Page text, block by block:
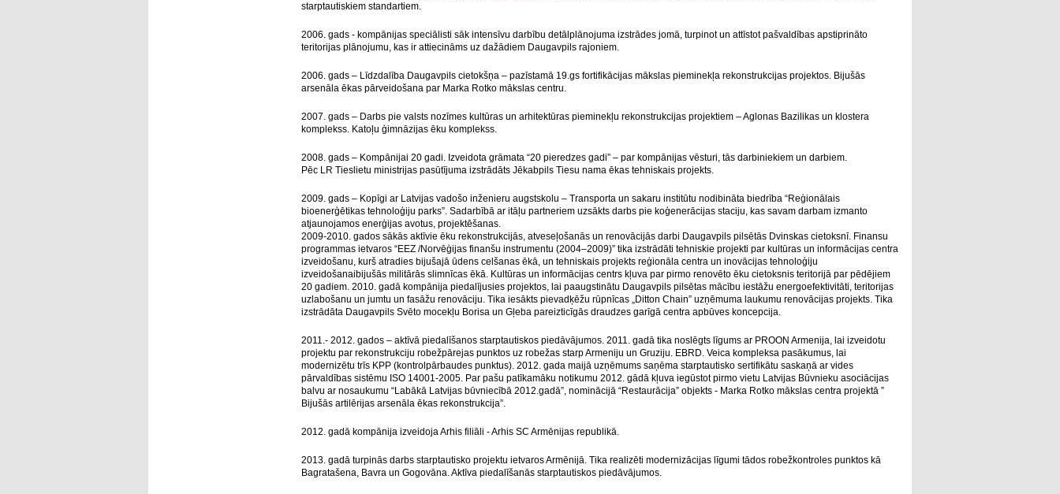
starptautiskiem standartiem.
2006. gads - kompānijas speciālisti sāk intensīvu darbību detālplānojuma izstrādes jomā, turpinot un attīstot pašvaldības apstiprināto
teritorijas plānojumu, kas ir attiecināms uz dažādiem Daugavpils rajoniem.
2006. gads – Līdzdalība Daugavpils cietokšņa – pazīstamā 19.gs fortifikācijas mākslas pieminekļa rekonstrukcijas projektos. Bijušās
arsenāla ēkas pārveidošana par Marka Rotko mākslas centru.
2007. gads – Darbs pie valsts nozīmes kultūras un arhitektūras pieminekļu rekonstrukcijas projektiem – Aglonas Bazilikas un klostera
komplekss. Katoļu ģimnāzijas ēku komplekss.
2008. gads – Kompānijai 20 gadi. Izveidota grāmata “20 pieredzes gadi” – par kompānijas vēsturi, tās darbiniekiem un darbiem.
Pēc LR Tieslietu ministrijas pasūtījuma izstrādāts Jēkabpils Tiesu nama ēkas tehniskais projekts.
2009. gads – Kopīgi ar Latvijas vadošo inženieru augstskolu – Transporta un sakaru institūtu nodibināta biedrība “Reģionālais
bioenerģētikas tehnoloģiju parks”. Sadarbībā ar itāļu partneriem uzsākts darbs pie koģenerācijas staciju, kas savam darbam izmanto
atjaunojamos enerģijas avotus, projektēšanas.
2009-2010. gados sākās aktīvie ēku rekonstrukcijās, atveseļošanās un renovācijās darbi Daugavpils pilsētās Dvinskas cietoksnī. Finansu
programmas ietvaros “EEZ /Norvēģijas finanšu instrumentu (2004–2009)” tika izstrādāti tehniskie projekti par kultūras un informācijas centra
izveidošanu, kurš atradies bijušajā ūdens celšanas ēkā, un tehniskais projekts reģionāla centra un inovācijas tehnoloģiju
izveidošanaibijušās militārās slimnīcas ēkā. Kultūras un informācijas centrs kļuva par pirmo renovēto ēku cietoksnis teritorijā par pēdējiem
20 gadiem. 2010. gadā kompānija piedalījusies projektos, lai paaugstinātu Daugavpils pilsētas mācību iestāžu energoefektivitāti, teritorijas
uzlabošanu un jumtu un fasāžu renovāciju. Tika iesākts pievadķēžu rūpnīcas „Ditton Chain” uzņēmuma laukumu renovācijas projekts. Tika
izstrādāta Daugavpils Svēto mocekļu Borisa un Gļeba pareizticīgās draudzes garīgā centra apbūves koncepcija.
2011.- 2012. gados – aktīvā piedalīšanos starptautiskos piedāvājumos. 2011. gadā tika noslēgts līgums ar PROON Armenija, lai izveidotu
projektu par rekonstrukciju robežpārejas punktos uz robežas starp Armeniju un Gruziju. EBRD. Veica kompleksa pasākumus, lai
modernizētu trīs KPP (kontrolpārbaudes punktus). 2012. gada maijā uzņēmums saņēma starptautisko sertifikātu saskaņā ar vides
pārvaldības sistēmu ISO 14001-2005. Par pašu patīkamāku notikumu 2012. gādā kļuva iegūstot pirmo vietu Latvijas Būvnieku asociācijas
balvu ar nosaukumu “Labākā Latvijas būvniecībā 2012.gadā”, nominācijā “Restaurācija” objekts - Marka Rotko mākslas centra projektā ”
Bijušās artilērijas arsenāla ēkas rekonstrukcija”.
2012. gadā kompānija izveidoja Arhis filiāli - Arhis SC Armēnijas republikā.
2013. gadā turpinās darbs starptautisko projektu ietvaros Armēnijā. Tika realizēti modernizācijas līgumi tādos robežkontroles punktos kā
Bagratašena, Bavra un Gogovāna. Aktīva piedalīšanās starptautiskos piedāvājumos.